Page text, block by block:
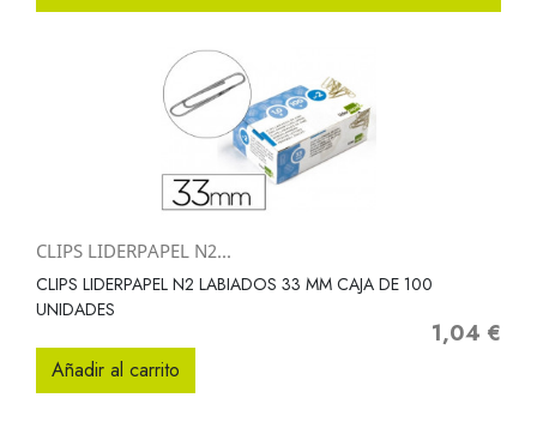
CLIPS LIDERPAPEL N2...
CLIPS LIDERPAPEL N2 LABIADOS 33 MM CAJA DE 100
UNIDADES
Precio
1,04 €
Añadir al carrito